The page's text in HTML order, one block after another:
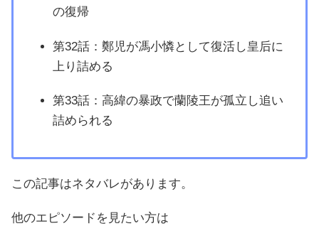
の復帰
第32話：鄭児が馮小憐として復活し皇后に
上り詰める
第33話：高緯の暴政で蘭陵王が孤立し追い
詰められる
この記事はネタバレがあります。
他のエピソードを見たい方は